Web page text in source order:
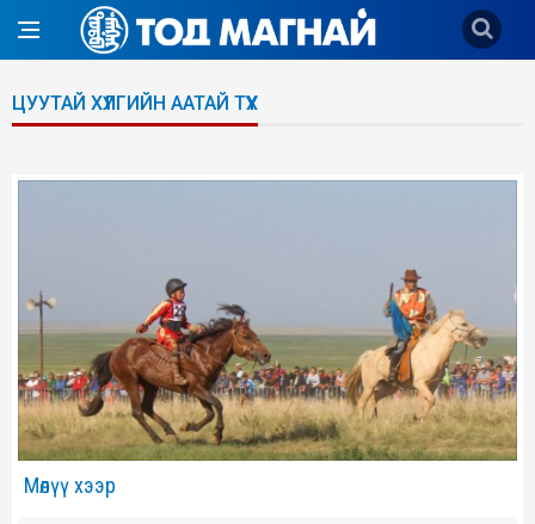
ЦУУТАЙ ХҮЛГИЙН ААТАЙ ТҮҮХ
Мөлүү хээр